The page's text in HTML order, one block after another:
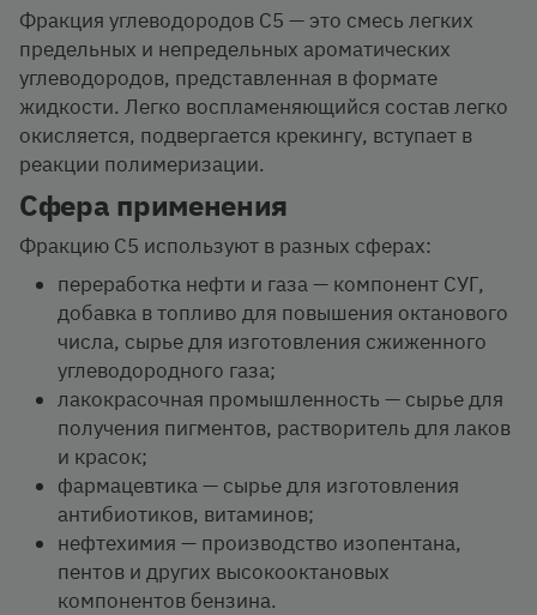
Фракция углеводородов С5 — это смесь легких
предельных и непредельных ароматических
углеводородов, представленная в формате
жидкости. Легко воспламеняющийся состав легко
окисляется, подвергается крекингу, вступает в
реакции полимеризации.
Сфера применения
Фракцию С5 используют в разных сферах:
переработка нефти и газа — компонент СУГ,
добавка в топливо для повышения октанового
числа, сырье для изготовления сжиженного
углеводородного газа;
лакокрасочная промышленность — сырье для
получения пигментов, растворитель для лаков
и красок;
фармацевтика — сырье для изготовления
антибиотиков, витаминов;
нефтехимия — производство изопентана,
пентов и других высокооктановых
компонентов бензина.